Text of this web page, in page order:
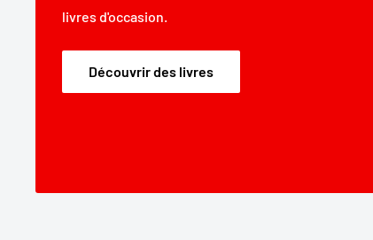
livres d'occasion.
Découvrir des livres